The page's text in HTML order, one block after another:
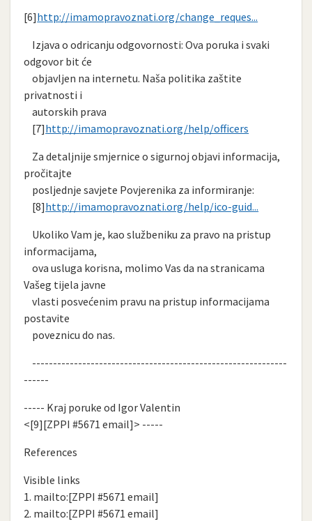
[6]http://imamopravoznati.org/change_reques...
Izjava o odricanju odgovornosti: Ova poruka i svaki
odgovor bit će
objavljen na internetu. Naša politika zaštite
privatnosti i
autorskih prava
[7]http://imamopravoznati.org/help/officers
Za detaljnije smjernice o sigurnoj objavi informacija,
pročitajte
posljednje savjete Povjerenika za informiranje:
[8]http://imamopravoznati.org/help/ico-guid...
Ukoliko Vam je, kao službeniku za pravo na pristup
informacijama,
ova usluga korisna, molimo Vas da na stranicama
Vašeg tijela javne
vlasti posvećenim pravu na pristup informacijama
postavite
poveznicu do nas.
-------------------------------------------------------------
------
----- Kraj poruke od Igor Valentin
<[9][ZPPI #5671 email]> -----
References
Visible links
1. mailto:[ZPPI #5671 email]
2. mailto:[ZPPI #5671 email]